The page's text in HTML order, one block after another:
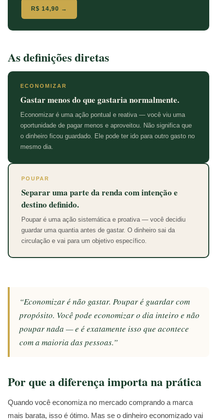
R$ 14,90 →
As definições diretas
ECONOMIZAR
Gastar menos do que gastaria normalmente.
Economizar é uma ação pontual e reativa — você viu uma
oportunidade de pagar menos e aproveitou. Não significa que
o dinheiro ficou guardado. Ele pode ter ido para outro gasto no
mesmo dia.
POUPAR
Separar uma parte da renda com intenção e
destino definido.
Poupar é uma ação sistemática e proativa — você decidiu
guardar uma quantia antes de gastar. O dinheiro sai da
circulação e vai para um objetivo específico.
“Economizar é não gastar. Poupar é guardar com
propósito. Você pode economizar o dia inteiro e não
poupar nada — e é exatamente isso que acontece
com a maioria das pessoas.”
Por que a diferença importa na prática
Quando você economiza no mercado comprando a marca
mais barata, isso é ótimo. Mas se o dinheiro economizado vai